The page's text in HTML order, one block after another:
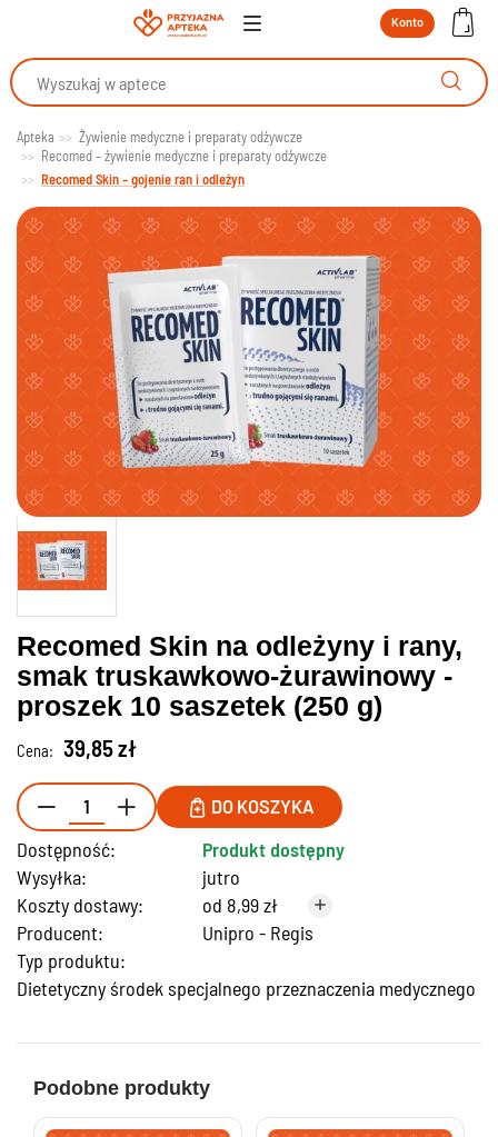
Konto
Apteka
Żywienie medyczne i preparaty odżywcze
Recomed – żywienie medyczne i preparaty odżywcze
Recomed Skin – gojenie ran i odleżyn
Recomed Skin na odleżyny i rany,
smak truskawkowo-żurawinowy -
proszek 10 saszetek (250 g)
Cena: 39,85 zł
DO KOSZYKA
Dostępność:
Produkt dostępny
Wysyłka:
jutro
Koszty dostawy:
od 8,99 zł
Producent:
Unipro - Regis
Typ produktu:
Dietetyczny środek specjalnego przeznaczenia medycznego
Podobne produkty